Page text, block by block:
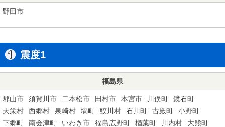
野田市
震度1
福島県
郡山市 須賀川市 二本松市 田村市 本宮市 川俣町
鏡石町
天栄村
西郷村 泉崎村 塙町 鮫川村 石川町 古殿町
小野町
下郷町
南会津町 いわき市 福島広野町 楢葉町 川内村
大熊町